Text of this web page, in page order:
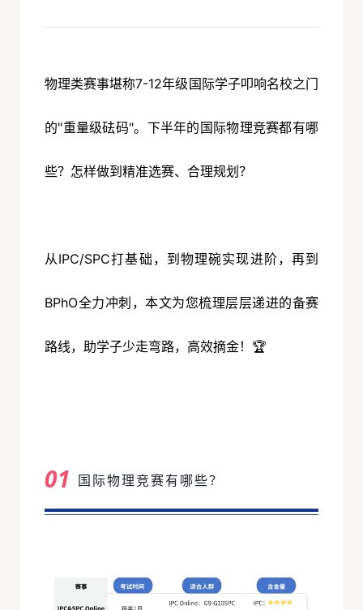
物理类赛事堪称7-12年级国际学子叩响名校之门
的"重量级砝码"。下半年的国际物理竞赛都有哪
些？怎样做到精准选赛、合理规划？
从IPC/SPC打基础，到物理碗实现进阶，再到
BPhO全力冲刺，本文为您梳理层层递进的备赛
路线，助学子少走弯路，高效摘金！🏆
01 国际物理竞赛有哪些？